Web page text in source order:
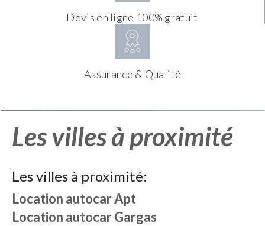
Devis en ligne 100% gratuit
Assurance & Qualité
Les villes à proximité
Les villes à proximité:
Location autocarApt
Location autocarGargas